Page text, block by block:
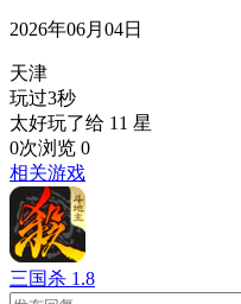
2026年06月04日
天津
玩过3秒
太好玩了给 11 星
0次浏览 0
相关游戏
三国杀 1.8